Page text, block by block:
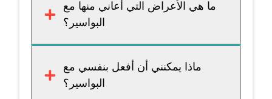
ما هي الأعراض التي أعاني منها مع
البواسير؟
ماذا يمكنني أن أفعل بنفسي مع
البواسير؟